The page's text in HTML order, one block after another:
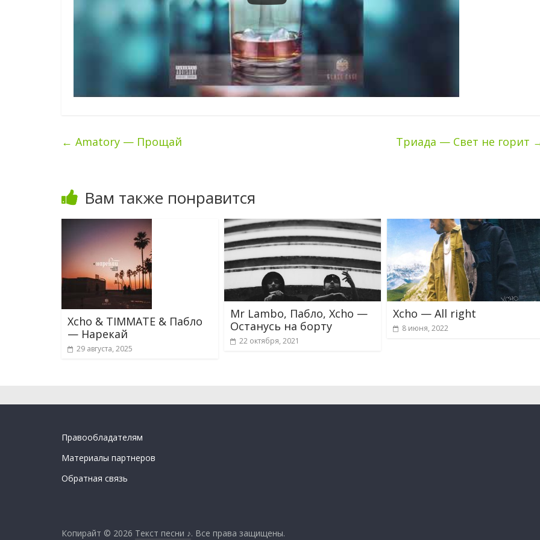
← Amatory — Прощай Триада — Свет не горит
Вам также понравится
Xcho & TIMMATE & Пабло
— Нарекай
29 августа, 2025
Mr Lambo, Пабло, Xcho —
Останусь на борту
22 октября, 2021
Xcho — All right
8 июня, 2022
Правообладателям
Материалы партнеров
Обратная связь
Копирайт © 2026 Текст песни ♪. Все права защищены.